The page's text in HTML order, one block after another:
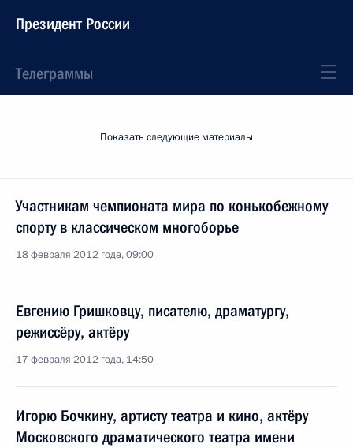
Президент России
Телеграммы
Показать следующие материалы
Участникам чемпионата мира по конькобежному
спорту в классическом многоборье
18 февраля 2012 года, 09:00
Евгению Гришковцу, писателю, драматургу,
режиссёру, актёру
17 февраля 2012 года, 14:50
Игорю Бочкину, артисту театра и кино, актёру
Московского драматического театра имени